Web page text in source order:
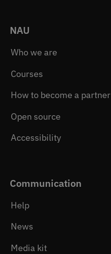
NAU
Who we are
Courses
How to become a partner
Open source
Accessibility
Communication
Help
News
Media kit